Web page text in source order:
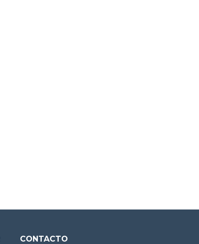
CONTACTO